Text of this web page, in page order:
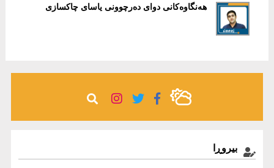
هەنگاوەكانی دوای دەرچوونی یاسای چاكسازی
بیروڕا